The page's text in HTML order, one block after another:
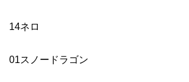
14ネロ
01スノードラゴン